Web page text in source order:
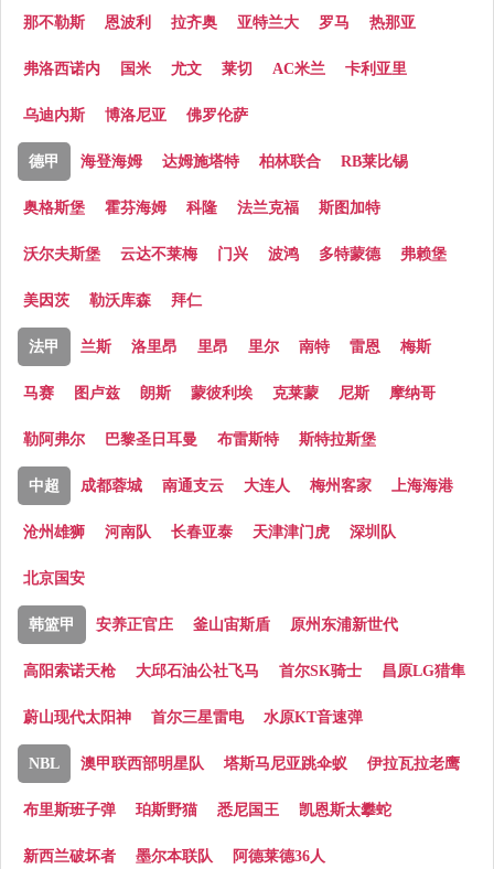
那不勒斯 恩波利 拉齐奥 亚特兰大 罗马 热那亚
弗洛西诺内 国米 尤文 莱切 AC米兰 卡利亚里
乌迪内斯 博洛尼亚 佛罗伦萨
德甲 海登海姆 达姆施塔特 柏林联合 RB莱比锡
奥格斯堡 霍芬海姆 科隆 法兰克福 斯图加特
沃尔夫斯堡 云达不莱梅 门兴 波鸿 多特蒙德 弗赖堡
美因茨 勒沃库森 拜仁
法甲 兰斯 洛里昂 里昂 里尔 南特 雷恩 梅斯
马赛 图卢兹 朗斯 蒙彼利埃 克莱蒙 尼斯 摩纳哥
勒阿弗尔 巴黎圣日耳曼 布雷斯特 斯特拉斯堡
中超 成都蓉城 南通支云 大连人 梅州客家 上海海港
沧州雄狮 河南队 长春亚泰 天津津门虎 深圳队
北京国安
韩篮甲 安养正官庄 釜山宙斯盾 原州东浦新世代
高阳索诺天枪 大邱石油公社飞马 首尔SK骑士 昌原LG猎隼
蔚山现代太阳神 首尔三星雷电 水原KT音速弹
NBL 澳甲联西部明星队 塔斯马尼亚跳伞蚁 伊拉瓦拉老鹰
布里斯班子弹 珀斯野猫 悉尼国王 凯恩斯太攀蛇
新西兰破坏者 墨尔本联队 阿德莱德36人